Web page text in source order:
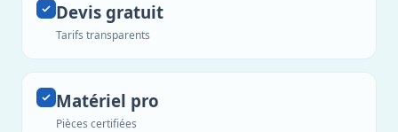
Devis gratuit
Tarifs transparents
Matériel pro
Pièces certifiées